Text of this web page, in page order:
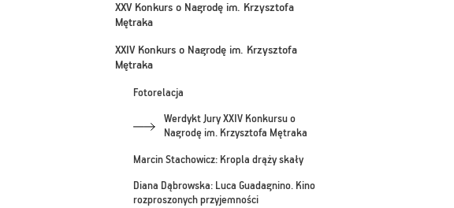
XXV Konkurs o Nagrodę im. Krzysztofa
Mętraka
XXIV Konkurs o Nagrodę im. Krzysztofa
Mętraka
Fotorelacja
Werdykt Jury XXIV Konkursu o
Nagrodę im. Krzysztofa Mętraka
Marcin Stachowicz: Kropla drąży skały
Diana Dąbrowska: Luca Guadagnino. Kino
rozproszonych przyjemności